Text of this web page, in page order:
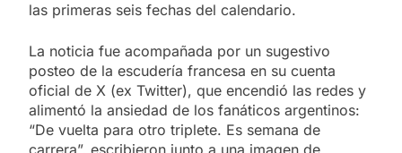
las primeras seis fechas del calendario.
La noticia fue acompañada por un sugestivo
posteo de la escudería francesa en su cuenta
oficial de X (ex Twitter), que encendió las redes y
alimentó la ansiedad de los fanáticos argentinos:
“De vuelta para otro triplete. Es semana de
carrera”, escribieron junto a una imagen de